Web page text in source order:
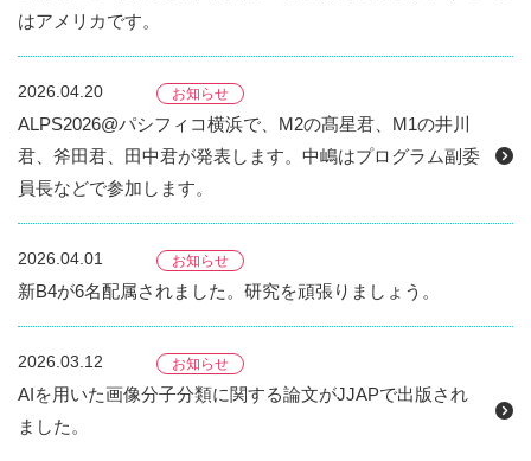
はアメリカです。
2026.04.20 お知らせ
ALPS2026@パシフィコ横浜で、M2の髙星君、M1の井川
君、斧田君、田中君が発表します。中嶋はプログラム副委
員長などで参加します。
2026.04.01 お知らせ
新B4が6名配属されました。研究を頑張りましょう。
2026.03.12 お知らせ
AIを用いた画像分子分類に関する論文がJJAPで出版され
ました。